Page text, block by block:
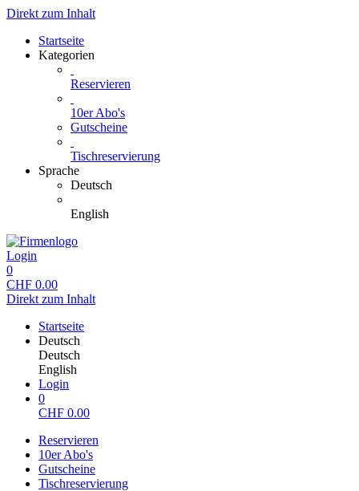
Direkt zum Inhalt
Startseite
Kategorien
Reservieren
10er Abo's
Gutscheine
Tischreservierung
Sprache
Deutsch
English
Login
0
CHF 0.00
Direkt zum Inhalt
Startseite
Deutsch
Deutsch
English
Login
0
CHF 0.00
Reservieren
10er Abo's
Gutscheine
Tischreservierung